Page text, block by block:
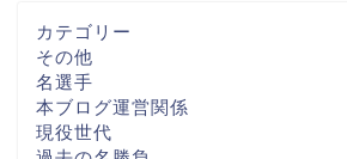
カテゴリー
その他
名選手
本ブログ運営関係
現役世代